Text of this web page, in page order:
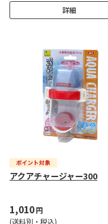
詳細
アクアチャージャー300
1,010円
(送料別・税込)